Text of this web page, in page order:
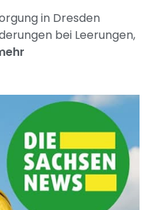
in Dresden
bei Leerungen,